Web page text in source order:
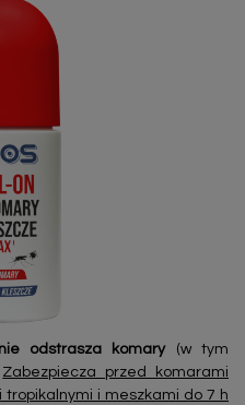
odstrasza komary(w tym
Zabezpiecza przed komarami
tropikalnymi i meszkami do 7 h